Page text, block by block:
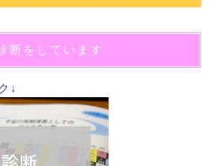
断をしています
↓